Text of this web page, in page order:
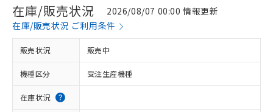
在庫/販売状況
2026/08/07 00:00 情報更新
在庫/販売状況 ご利用条件
販売状況 販売中
機種区分 受注生産機種
在庫状況